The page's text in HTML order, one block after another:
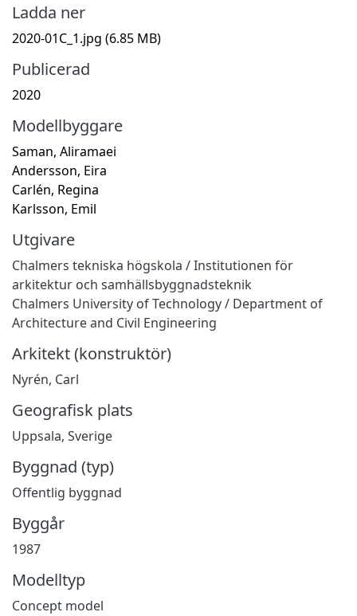
Ladda ner
2020-01C_1.jpg (6.85 MB)
Publicerad
2020
Modellbyggare
Saman, Aliramaei
Andersson, Eira
Carlén, Regina
Karlsson, Emil
Utgivare
Chalmers tekniska högskola / Institutionen för
arkitektur och samhällsbyggnadsteknik
Chalmers University of Technology / Department of
Architecture and Civil Engineering
Arkitekt (konstruktör)
Nyrén, Carl
Geografisk plats
Uppsala, Sverige
Byggnad (typ)
Offentlig byggnad
Byggår
1987
Modelltyp
Concept model